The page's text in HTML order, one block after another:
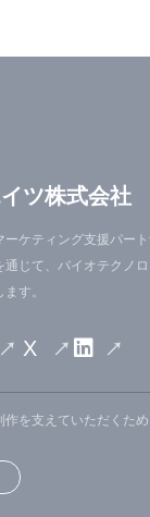
ツ株式会社
ケティング支援パー
通じて、バイオテクノ
す。
X
を支えていただくた